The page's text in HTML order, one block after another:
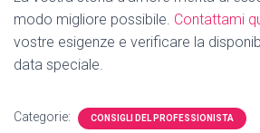
modo migliore possibile. Contattami
vostre esigenze e verificare la
data speciale.
Categorie: CONSIGLI DEL PROFESSIONISTA